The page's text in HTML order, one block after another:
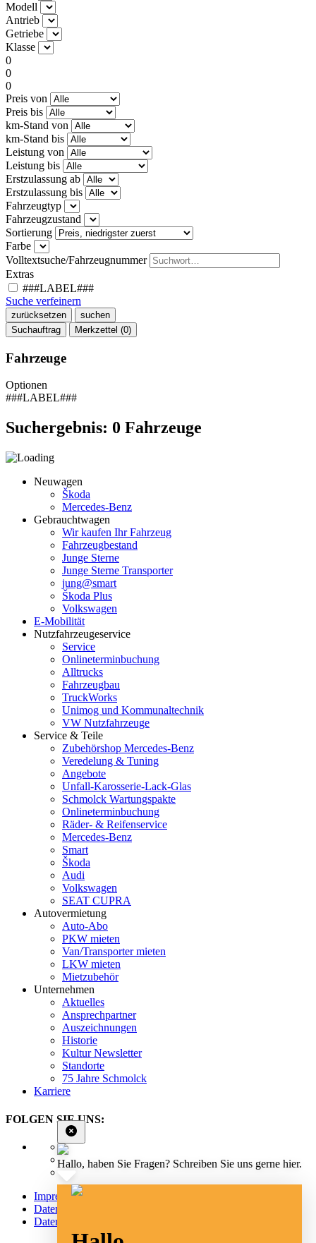
Modell
Antrieb
Getriebe
Klasse
0
0
0
Preis von
Preis bis
km-Stand von
km-Stand bis
Leistung von
Leistung bis
Erstzulassung ab
Erstzulassung bis
Fahrzeugtyp
Fahrzeugzustand
Sortierung
Farbe
Volltextsuche/Fahrzeugnummer
Extras
###LABEL###
Suche verfeinern
zurücksetzen
suchen
Suchauftrag
Merkzettel (0)
Fahrzeuge
Optionen
###LABEL###
Suchergebnis: 0 Fahrzeuge
Neuwagen
Škoda
Mercedes-Benz
Gebrauchtwagen
Wir kaufen Ihr Fahrzeug
Fahrzeugbestand
Junge Sterne
Junge Sterne Transporter
jung@smart
Škoda Plus
Volkswagen
E-Mobilität
Nutzfahrzeugeservice
Service
Onlineterminbuchung
Alltrucks
Fahrzeugbau
TruckWorks
Unimog und Kommunaltechnik
VW Nutzfahrzeuge
Service & Teile
Zubehörshop Mercedes-Benz
Veredelung & Tuning
Angebote
Unfall-Karosserie-Lack-Glas
Schmolck Wartungspakte
Onlineterminbuchung
Räder- & Reifenservice
Mercedes-Benz
Smart
Škoda
Audi
Volkswagen
SEAT CUPRA
Autovermietung
Auto-Abo
PKW mieten
Van/Transporter mieten
LKW mieten
Mietzubehör
Unternehmen
Aktuelles
Ansprechpartner
Auszeichnungen
Historie
Kultur Newsletter
Standorte
75 Jahre Schmolck
Karriere
FOLGEN SIE UNS:
Impressum
Datenschutz
Datenschutz Social Media
Hallo, haben Sie Fragen? Schreiben Sie uns gerne hier.